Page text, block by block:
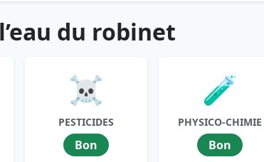
du robinet
☠️
PESTICIDES
Bon
🧪
PHYSICO-CHIMIE
Bon